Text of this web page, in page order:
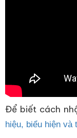
Để biết cách
hiệu, biểu hiện và